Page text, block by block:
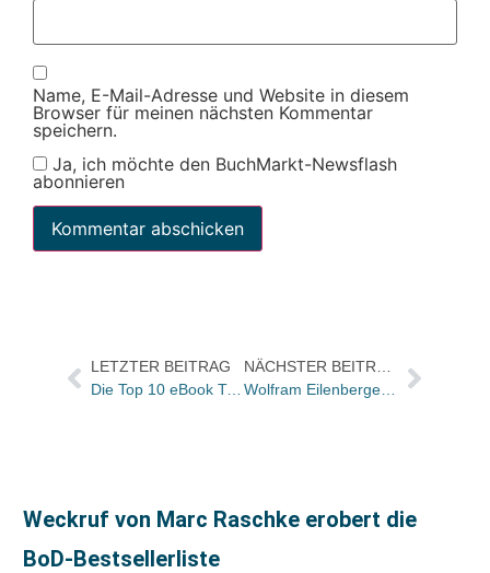
Name, E-Mail-Adresse und Website in diesem
Browser für meinen nächsten Kommentar
speichern.
Ja, ich möchte den BuchMarkt-Newsflash
abonnieren
LETZTER BEITRAG
Die Top 10 eBook Trend Charts für die KW 24
Weckruf von Marc Raschke erobert die
BoD-Bestsellerliste